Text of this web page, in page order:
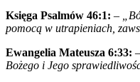
Księga Psalmów 46:1: –
pomocą w utrapieniach,
Ewangelia Mateusza 6:33: –
Bożego i Jego